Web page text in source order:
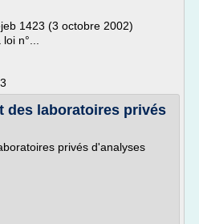
1423 (3 octobre 2002)
n°...
des laboratoires privés
privés d'analyses